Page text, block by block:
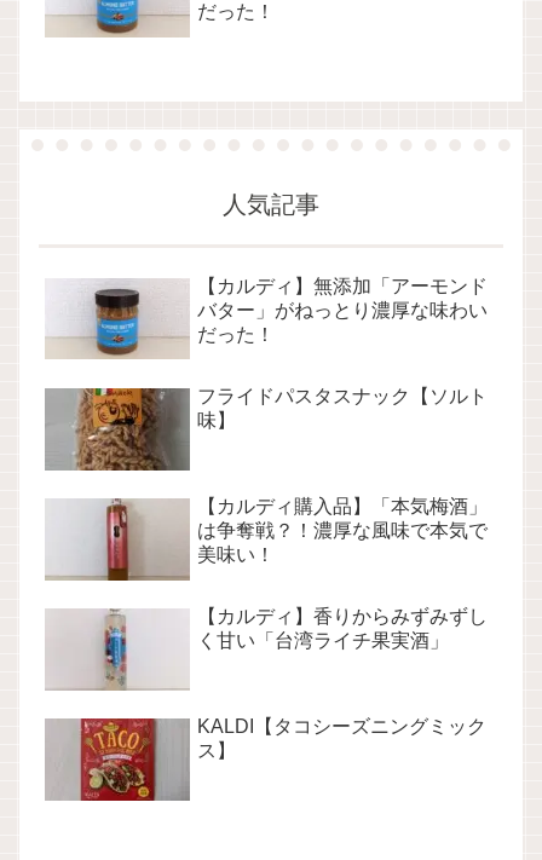
だった！
人気記事
【カルディ】無添加「アーモンド
バター」がねっとり濃厚な味わい
だった！
フライドパスタスナック【ソルト
味】
【カルディ購入品】「本気梅酒」
は争奪戦？！濃厚な風味で本気で
美味い！
【カルディ】香りからみずみずし
く甘い「台湾ライチ果実酒」
KALDI【タコシーズニングミック
ス】